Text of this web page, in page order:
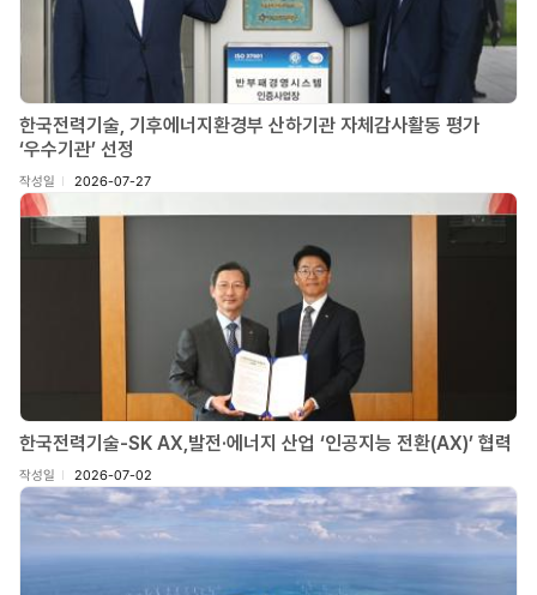
한국전력기술, 기후에너지환경부 산하기관 자체감사활동 평가
‘우수기관’ 선정
작성일 2026-07-27
한국전력기술-SK AX,발전·에너지 산업 ‘인공지능 전환(AX)’ 협력
작성일 2026-07-02